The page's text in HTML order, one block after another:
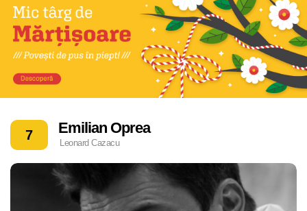
7 Emilian Oprea
Leonard Cazacu